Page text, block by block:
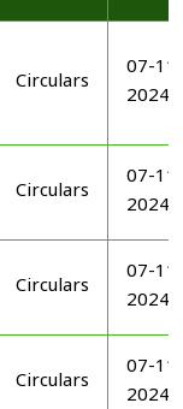
Circulars
07-11-
2024
Circulars
07-11-
2024
Circulars
07-11-
2024
Circulars
07-11-
2024